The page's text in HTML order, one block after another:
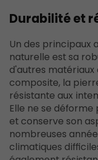
Durabilité et
Un des principaux
naturelle est sa
d'autres matériaux
composite, la
résistante aux
Elle ne se
et conserve son
nombreuses
climatiques